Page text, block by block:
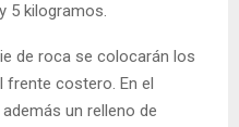
5 kilogramos.
de roca se colocarán los
frente costero. En el
un relleno de